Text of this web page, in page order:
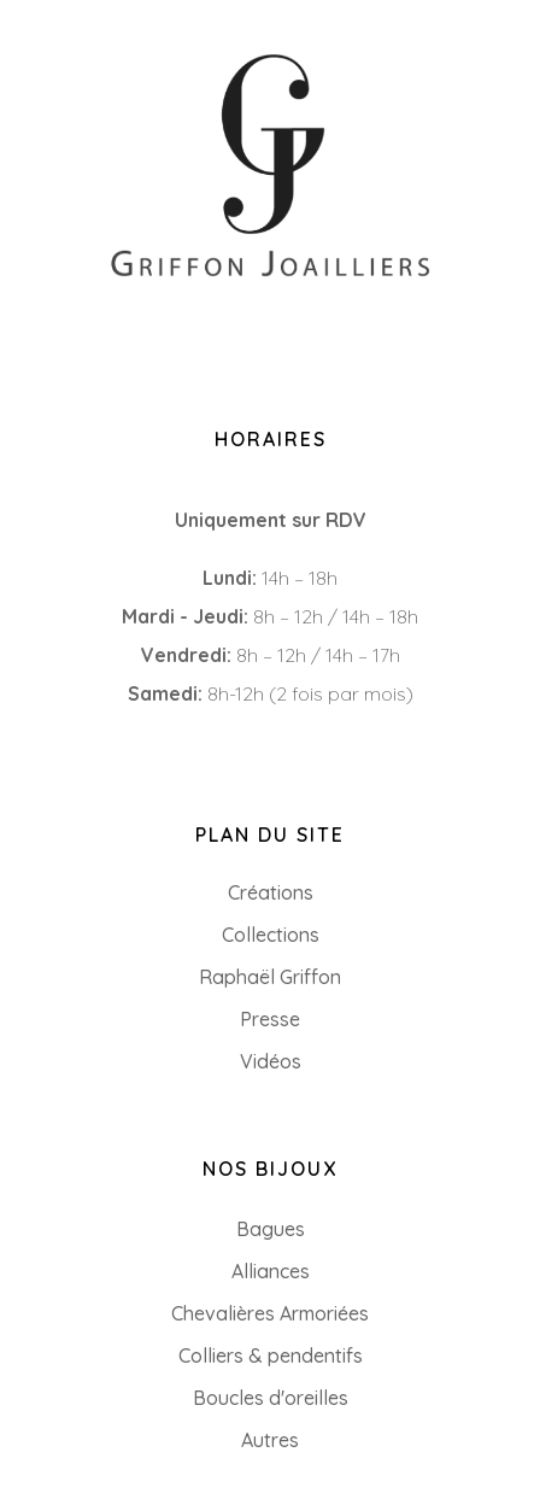
HORAIRES
Uniquement sur RDV
Lundi: 14h – 18h
Mardi - Jeudi: 8h – 12h / 14h – 18h
Vendredi: 8h – 12h / 14h – 17h
Samedi: 8h-12h (2 fois par mois)
PLAN DU SITE
Créations
Collections
Raphaël Griffon
Presse
Vidéos
NOS BIJOUX
Bagues
Alliances
Chevalières Armoriées
Colliers & pendentifs
Boucles d'oreilles
Autres